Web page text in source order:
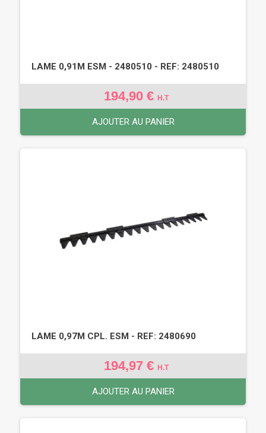
LAME 0,91M ESM - 2480510 - REF: 2480510
194,90 € H.T
AJOUTER AU PANIER
LAME 0,97M CPL. ESM - REF: 2480690
194,97 € H.T
AJOUTER AU PANIER